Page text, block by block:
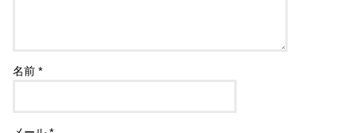
名前*